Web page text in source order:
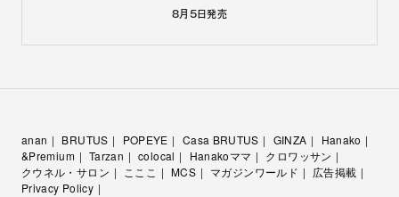
8月5日発売
anan BRUTUS POPEYE Casa BRUTUS GINZA
Hanako
&Premium
Tarzan colocal Hanakoママ
クロワッサン
クウネル・サロン
こここ MCS マガジンワールド
広告掲載
Privacy Policy